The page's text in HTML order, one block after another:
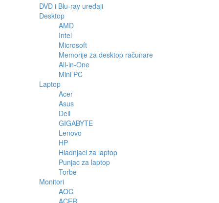
DVD i Blu-ray uređaji
Desktop
AMD
Intel
Microsoft
Memorije za desktop računare
All-in-One
Mini PC
Laptop
Acer
Asus
Dell
GIGABYTE
Lenovo
HP
Hladnjaci za laptop
Punjac za laptop
Torbe
Monitori
AOC